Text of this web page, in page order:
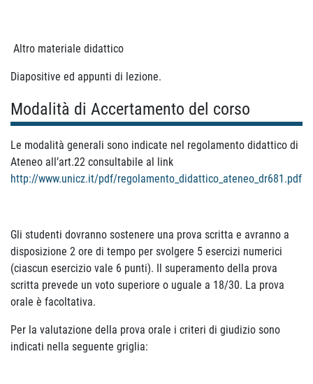
Altro materiale didattico
Diapositive ed appunti di lezione.
Modalità di Accertamento del corso
Le modalità generali sono indicate nel regolamento didattico di
Ateneo all’art.22 consultabile al link
http://www.unicz.it/pdf/regolamento_didattico_ateneo_dr681.pdf
Gli studenti dovranno sostenere una prova scritta e avranno a
disposizione 2 ore di tempo per svolgere 5 esercizi numerici
(ciascun esercizio vale 6 punti). Il superamento della prova
scritta prevede un voto superiore o uguale a 18/30. La prova
orale è facoltativa.
Per la valutazione della prova orale i criteri di giudizio sono
indicati nella seguente griglia: